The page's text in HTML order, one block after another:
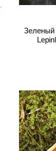
Зеленый